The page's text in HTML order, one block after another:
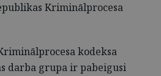
Kriminālprocesa
kodeksa
darba grupa ir pabeigusi